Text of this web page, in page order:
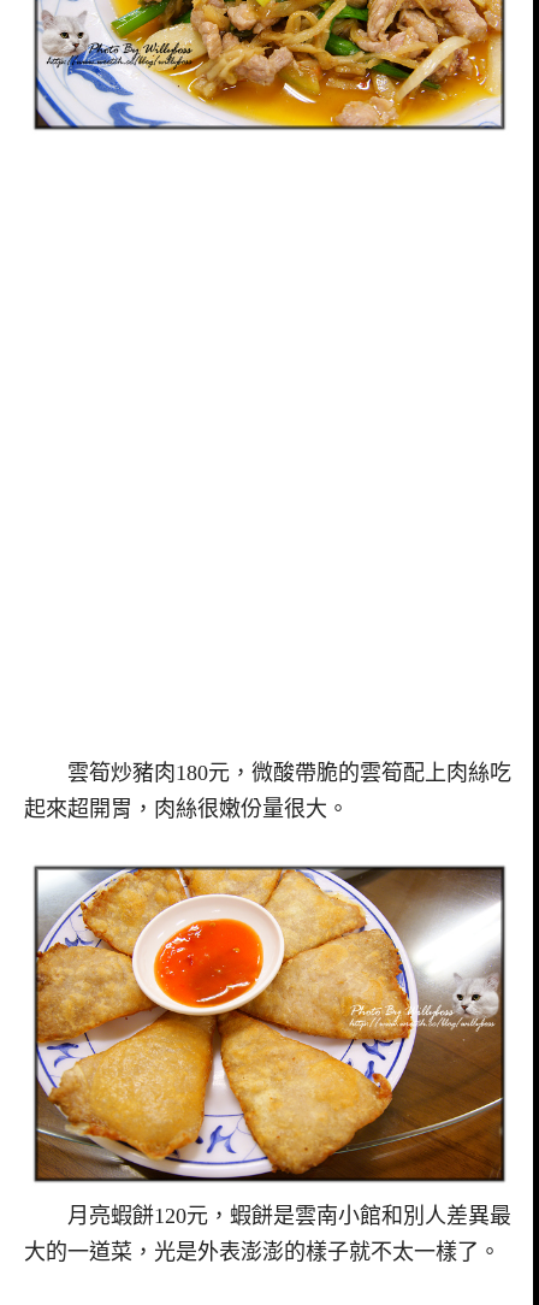
雲筍炒豬肉180元，微酸帶脆的雲筍配上肉絲吃
起來超開胃，肉絲很嫩份量很大。
月亮蝦餅120元，蝦餅是雲南小館和別人差異最
大的一道菜，光是外表澎澎的樣子就不太一樣了。